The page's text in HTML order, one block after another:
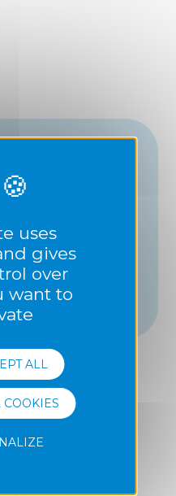
Recycle
uses
gives
over
want to
ALL